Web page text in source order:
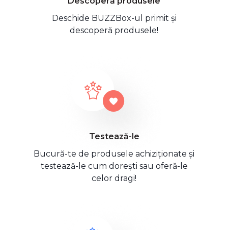
Deschide BUZZBox-ul primit și
descoperă produsele!
Testează-le
Bucură-te de produsele achiziționate și
testează-le cum dorești sau oferă-le
celor dragi!